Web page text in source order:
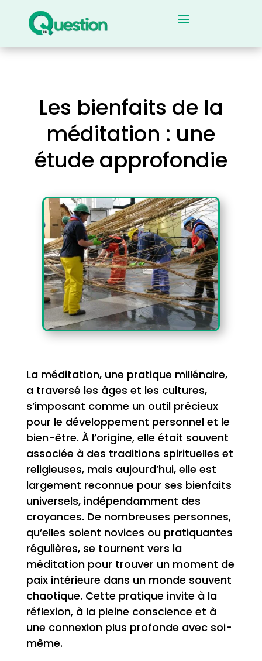
Les bienfaits de la
méditation : une
étude approfondie
La méditation, une pratique millénaire,
a traversé les âges et les cultures,
s’imposant comme un outil précieux
pour le développement personnel et le
bien-être. À l’origine, elle était souvent
associée à des traditions spirituelles et
religieuses, mais aujourd’hui, elle est
largement reconnue pour ses bienfaits
universels, indépendamment des
croyances. De nombreuses personnes,
qu’elles soient novices ou pratiquantes
régulières, se tournent vers la
méditation pour trouver un moment de
paix intérieure dans un monde souvent
chaotique. Cette pratique invite à la
réflexion, à la pleine conscience et à
une connexion plus profonde avec soi-
même.